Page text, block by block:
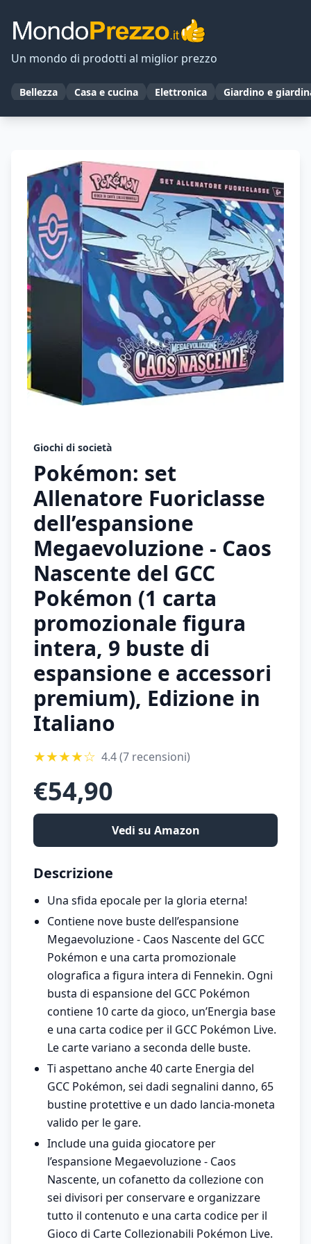
Un mondo di prodotti al miglior prezzo
Bellezza Casa e cucina Elettronica Giardino e
Giochi di società
Pokémon: set
Allenatore Fuoriclasse
dell’espansione
Megaevoluzione - Caos
Nascente del GCC
Pokémon (1 carta
promozionale figura
intera, 9 buste di
espansione e accessori
premium), Edizione in
Italiano
★★★★☆ 4.4(7 recensioni)
€54,90
Vedi su Amazon
Descrizione
Una sfida epocale per la gloria eterna!
Contiene nove buste dell’espansione
Megaevoluzione - Caos Nascente del GCC
Pokémon e una carta promozionale
olografica a figura intera di Fennekin. Ogni
busta di espansione del GCC Pokémon
contiene 10 carte da gioco, un’Energia base
e una carta codice per il GCC Pokémon Live.
Le carte variano a seconda delle buste.
Ti aspettano anche 40 carte Energia del
GCC Pokémon, sei dadi segnalini danno, 65
bustine protettive e un dado lancia-moneta
valido per le gare.
Include una guida giocatore per
l’espansione Megaevoluzione - Caos
Nascente, un cofanetto da collezione con
sei divisori per conservare e organizzare
tutto il contenuto e una carta codice per il
Gioco di Carte Collezionabili Pokémon Live.